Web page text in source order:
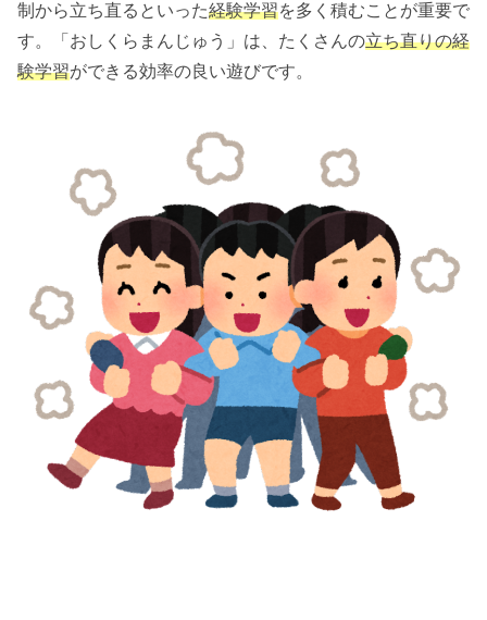
制から立ち直るといった経験学習を多く積むことが重要で
す。「おしくらまんじゅう」は、たくさんの立ち直りの経
験学習ができる効率の良い遊びです。